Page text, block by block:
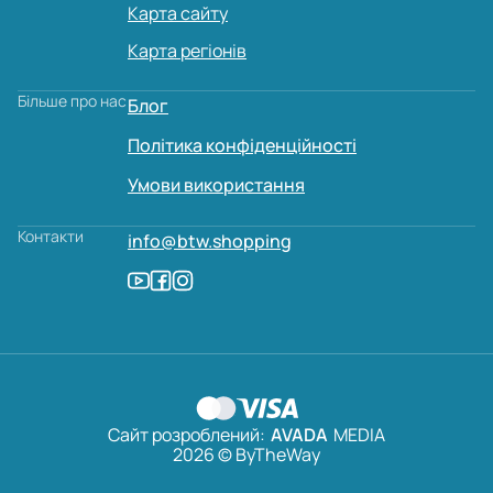
Карта сайту
Карта регіонів
Більше про насБлог
Політика конфіденційності
Умови використання
Контакти info@btw.shopping
2026 © ByTheWay
Сайт розроблений: AVADA MEDIA